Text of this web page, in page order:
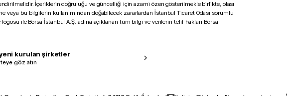
İçeriklerin doğruluğu ve güncelliği için azami özen gösterilmekle birlikte, olası
veya bu bilgilerin kullanımından doğabilecek zararlardan İstanbul Ticaret Odası sorumlu
ile Borsa İstanbul A.Ş. adına açıklanan tüm bilgi ve verilerin telif hakları Borsa
yeni kurulan şirketler
göz atın